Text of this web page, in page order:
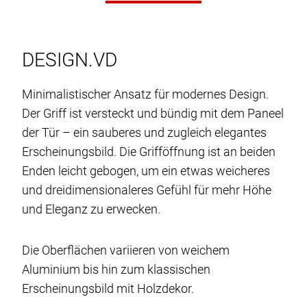
DESIGN.VD
Minimalistischer Ansatz für modernes Design.
Der Griff ist versteckt und bündig mit dem Paneel
der Tür – ein sauberes und zugleich elegantes
Erscheinungsbild. Die Grifföffnung ist an beiden
Enden leicht gebogen, um ein etwas weicheres
und dreidimensionaleres Gefühl für mehr Höhe
und Eleganz zu erwecken.
Die Oberflächen variieren von weichem
Aluminium bis hin zum klassischen
Erscheinungsbild mit Holzdekor.